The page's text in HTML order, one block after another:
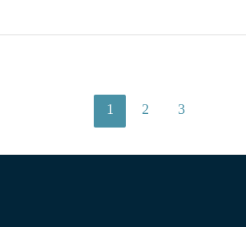
1 2 3